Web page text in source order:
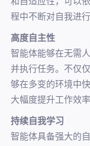
程中不断对自我进
高度自主性
智能体能够在无需
并执行任务。不仅
够在多变的环境中
大幅度提升工作效
持续自我学习
智能体具备强大的